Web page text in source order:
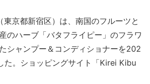
京都新宿区）は、南国のフルーツと
のハーブ「バタフライピー」のフラワ
シャンプー＆コンディショナーを202
た。ショッピングサイト「Kirei Kibu